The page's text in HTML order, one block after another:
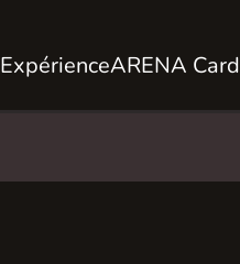
ExpérienceARENA Card